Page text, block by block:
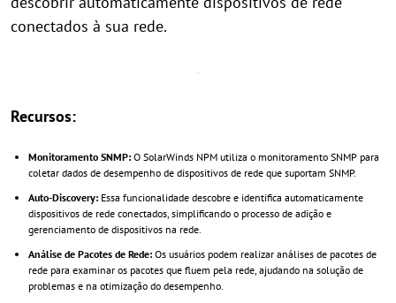
conectados à sua rede.
Recursos:
Monitoramento SNMP: O SolarWinds NPM utiliza o monitoramento SNMP para
coletar dados de desempenho de dispositivos de rede que suportam SNMP.
Auto-Discovery: Essa funcionalidade descobre e identifica automaticamente
dispositivos de rede conectados, simplificando o processo de adição e
gerenciamento de dispositivos na rede.
Análise de Pacotes de Rede: Os usuários podem realizar análises de pacotes de
rede para examinar os pacotes que fluem pela rede, ajudando na solução de
problemas e na otimização do desempenho.